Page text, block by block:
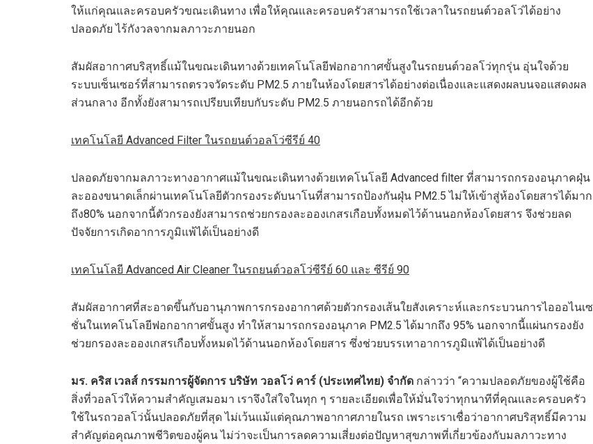
ให้แก่คุณและครอบครัวขณะเดินทาง เพื่อให้คุณและครอบครัวสามารถใช้เวลาในรถยนต์วอลโว่ได้อย่าง
ปลอดภัย ไร้กังวลจากมลภาวะภายนอก
สัมผัสอากาศบริสุทธิ์แม้ในขณะเดินทางด้วยเทคโนโลยีฟอกอากาศขั้นสูงในรถยนต์วอลโว่ทุกรุ่น อุ่นใจด้วย
ระบบเซ็นเซอร์ที่สามารถตรวจวัดระดับ PM2.5 ภายในห้องโดยสารได้อย่างต่อเนื่องและแสดงผลบนจอแสดงผล
ส่วนกลาง อีกทั้งยังสามารถเปรียบเทียบกับระดับ PM2.5 ภายนอกรถได้อีกด้วย
เทคโนโลยี Advanced Filter ในรถยนต์วอลโว่ซีรีย์ 40
ปลอดภัยจากมลภาวะทางอากาศแม้ในขณะเดินทางด้วยเทคโนโลยี Advanced filter ที่สามารถกรองอนุภาคฝุ่น
ละอองขนาดเล็กผ่านเทคโนโลยีตัวกรองระดับนาโนที่สามารถป้องกันฝุ่น PM2.5 ไม่ให้เข้าสู่ห้องโดยสารได้มาก
ถึง80% นอกจากนี้ตัวกรองยังสามารถช่วยกรองละอองเกสรเกือบทั้งหมดไว้ด้านนอกห้องโดยสาร จึงช่วยลด
ปัจจัยการเกิดอาการภูมิแพ้ได้เป็นอย่างดี
เทคโนโลยี Advanced Air Cleaner ในรถยนต์วอลโว่ซีรีย์ 60 และ ซีรีย์ 90
สัมผัสอากาศที่สะอาดขึ้นกับอานุภาพการกรองอากาศด้วยตัวกรองเส้นใยสังเคราะห์และกระบวนการไอออไนเซ
ชั่นในเทคโนโลยีฟอกอากาศขั้นสูง ทำให้สามารถกรองอนุภาค PM2.5 ได้มากถึง 95% นอกจากนี้แผ่นกรองยัง
ช่วยกรองละอองเกสรเกือบทั้งหมดไว้ด้านนอกห้องโดยสาร ซึ่งช่วยบรรเทาอาการภูมิแพ้ได้เป็นอย่างดี
มร. คริส เวลส์ กรรมการผู้จัดการ บริษัท วอลโว่ คาร์ (ประเทศไทย) จำกัด กล่าวว่า “ความปลอดภัยของผู้ใช้คือ
สิ่งที่วอลโว่ให้ความสำคัญเสมอมา เราจึงใส่ใจในทุก ๆ รายละเอียดเพื่อให้มั่นใจว่าทุกนาทีที่คุณและครอบครัว
ใช้ในรถวอลโว่นั้นปลอดภัยที่สุด ไม่เว้นแม้แต่คุณภาพอากาศภายในรถ เพราะเราเชื่อว่าอากาศบริสุทธิ์มีความ
สำคัญต่อคุณภาพชีวิตของผู้คน ไม่ว่าจะเป็นการลดความเสี่ยงต่อปัญหาสุขภาพที่เกี่ยวข้องกับมลภาวะทาง